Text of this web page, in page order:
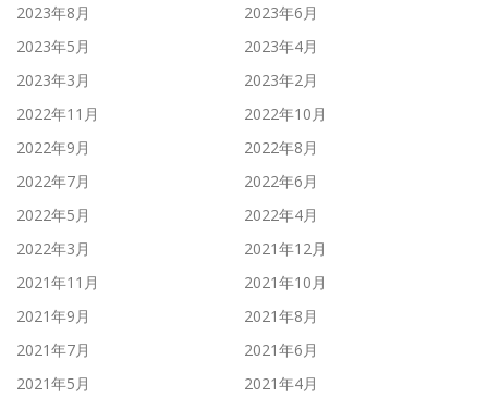
2023年8月
2023年6月
2023年5月
2023年4月
2023年3月
2023年2月
2022年11月
2022年10月
2022年9月
2022年8月
2022年7月
2022年6月
2022年5月
2022年4月
2022年3月
2021年12月
2021年11月
2021年10月
2021年9月
2021年8月
2021年7月
2021年6月
2021年5月
2021年4月